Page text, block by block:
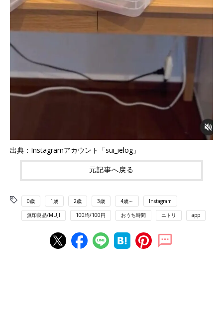
出典：Instagramアカウント「sui_ielog」
元記事へ戻る
0歳 1歳 2歳 3歳 4歳～ Instagram
無印良品/MUJI 100均/100円 おうち時間 ニトリ app